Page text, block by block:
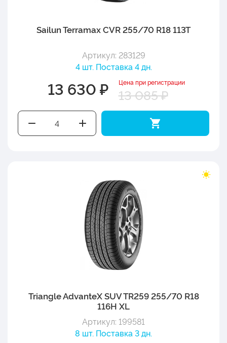
Sailun Terramax CVR 255/70 R18 113T
Артикул: 283129
4 шт. Поставка 4 дн.
13 630 ₽ Цена при регистрации
13 085 ₽
Triangle AdvanteX SUV TR259 255/70 R18
116H XL
Артикул: 199581
8 шт. Поставка 3 дн.